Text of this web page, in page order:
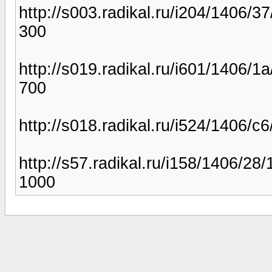
http://s003.radikal.ru/i204/1406/
300
http://s019.radikal.ru/i601/1406/
700
http://s018.radikal.ru/i524/1406/
http://s57.radikal.ru/i158/1406/
1000